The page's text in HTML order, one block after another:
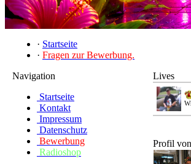
· Startseite
· Fragen zur Bewerbung.
Navigation
Startseite
Kontakt
Impressum
Datenschutz
Bewerbung
Radioshop
Lives
Profil